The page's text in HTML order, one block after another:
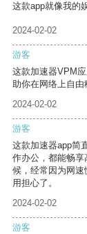
这款app就像我的
2024-02-02
游客
这款加速器VPM
助你在网络上自由
2024-02-02
游客
这款加速器app简
作办公，都能畅
候，经常因为网
用担心了。
2024-02-02
游客